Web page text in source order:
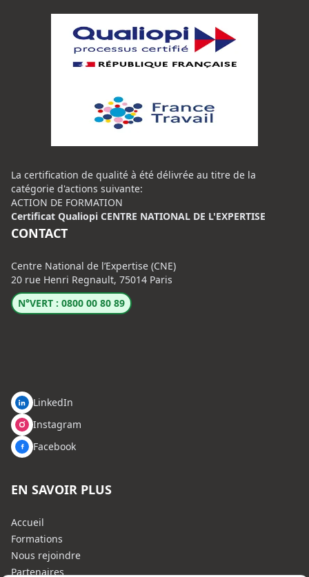
La certification de qualité à été délivrée au titre de la
catégorie d'actions suivante:
ACTION DE FORMATION
Certificat Qualiopi CENTRE NATIONAL DE L'EXPERTISE
CONTACT
Centre National de l’Expertise (CNE)
20 rue Henri Regnault, 75014 Paris
N°VERT : 0800 00 80 89
LinkedIn
Instagram
Facebook
EN SAVOIR PLUS
Accueil
Formations
Nous rejoindre
Partenaires